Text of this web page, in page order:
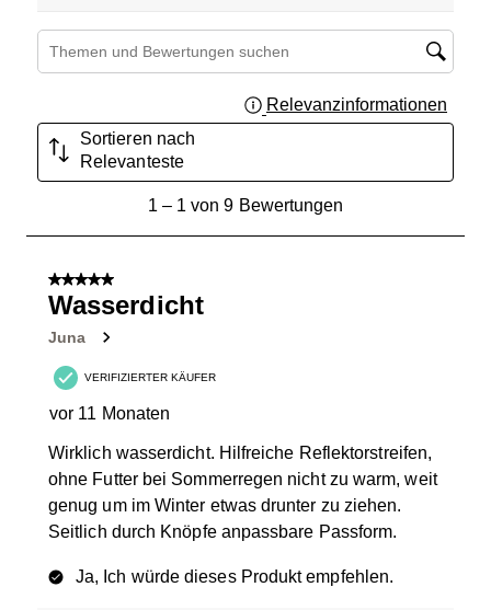
Suchthemen und Bewertungen Suchregion
Relevanzinformationen
Sortieren nach
Relevanteste
von
Bewertungen.
1– 1 von 9 Bewertungen
5 von 5 Sternen.
Wasserdicht
Juna
VERIFIZIERTER KÄUFER
vor 11 Monaten
Wirklich wasserdicht. Hilfreiche Reflektorstreifen,
ohne Futter bei Sommerregen nicht zu warm, weit
genug um im Winter etwas drunter zu ziehen.
Seitlich durch Knöpfe anpassbare Passform.
Ja, Ich würde dieses Produkt empfehlen.